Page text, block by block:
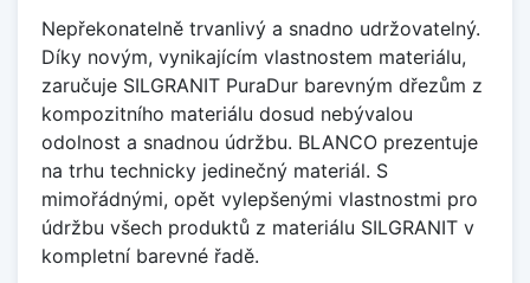
Nepřekonatelně trvanlivý a snadno udržovatelný.
Díky novým, vynikajícím vlastnostem materiálu,
zaručuje SILGRANIT PuraDur barevným dřezům z
kompozitního materiálu dosud nebývalou
odolnost a snadnou údržbu. BLANCO prezentuje
na trhu technicky jedinečný materiál. S
mimořádnými, opět vylepšenými vlastnostmi pro
údržbu všech produktů z materiálu SILGRANIT v
kompletní barevné řadě.